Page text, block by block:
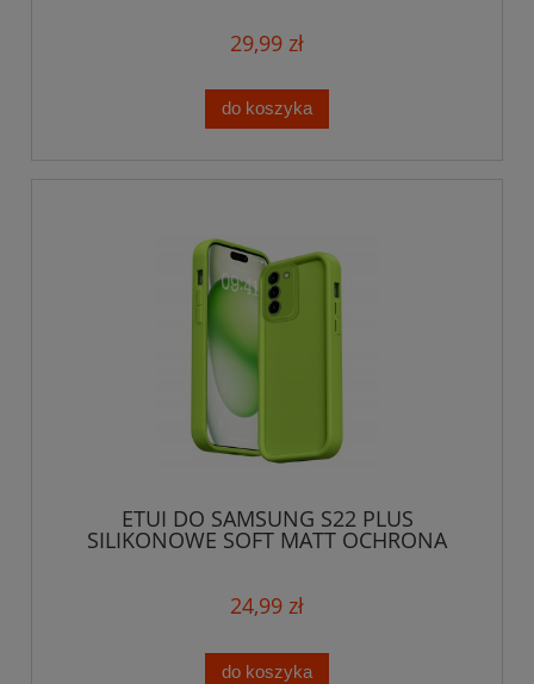
29,99 zł
do koszyka
ETUI DO SAMSUNG S22 PLUS
SILIKONOWE SOFT MATT OCHRONA
24,99 zł
do koszyka